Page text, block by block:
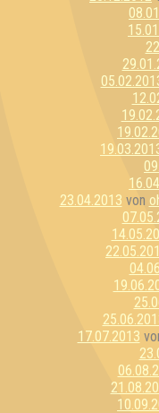
23.04.2013 von
17.07.2013